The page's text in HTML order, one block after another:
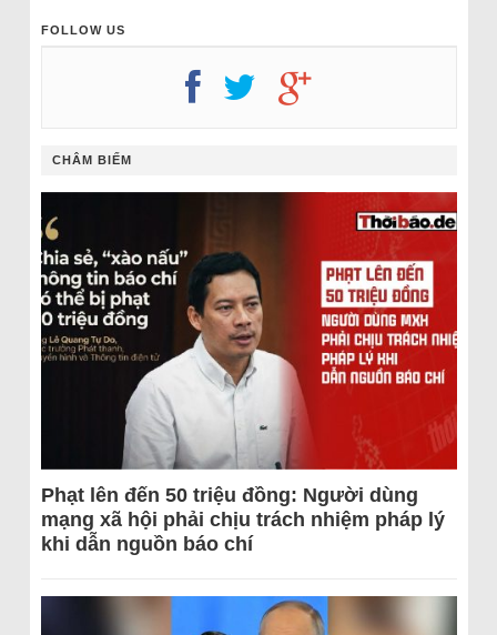
FOLLOW US
CHÂM BIẾM
Phạt lên đến 50 triệu đồng: Người dùng
mạng xã hội phải chịu trách nhiệm pháp lý
khi dẫn nguồn báo chí